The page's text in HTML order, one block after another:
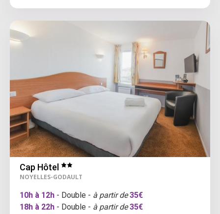
Cap Hôtel
NOYELLES-GODAULT
10h à 12h - Double - à partir de 35€
18h à 22h - Double - à partir de 35€